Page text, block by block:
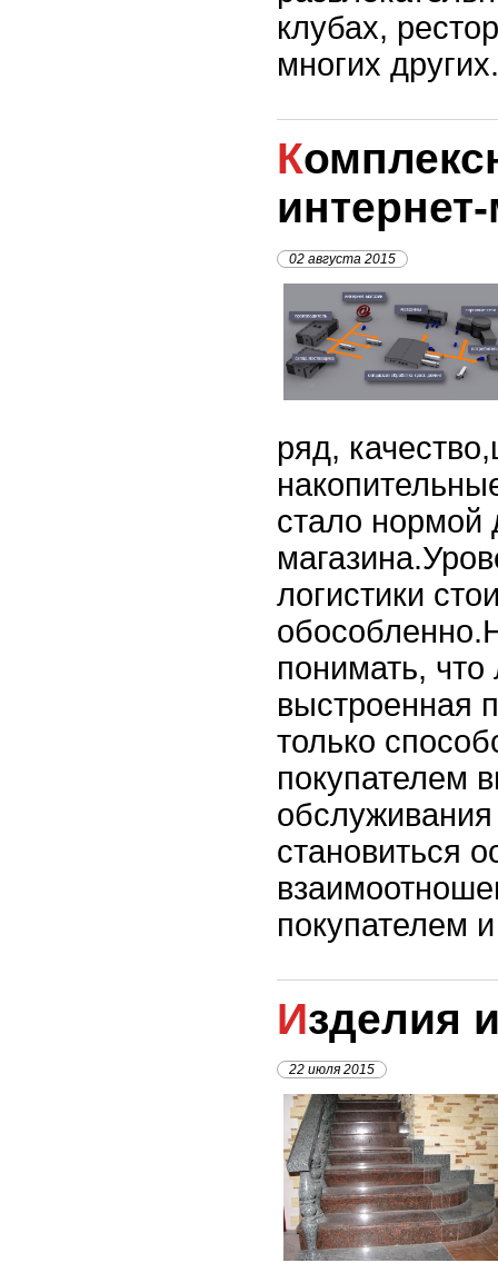
клубах,
многих других.
Комплексная логистика
02 августа 2015
ряд,
стало нормой
логистики
понимать, что
выстроенная
только
покупателем
становиться
покупателем
Изделия
22 июля 2015